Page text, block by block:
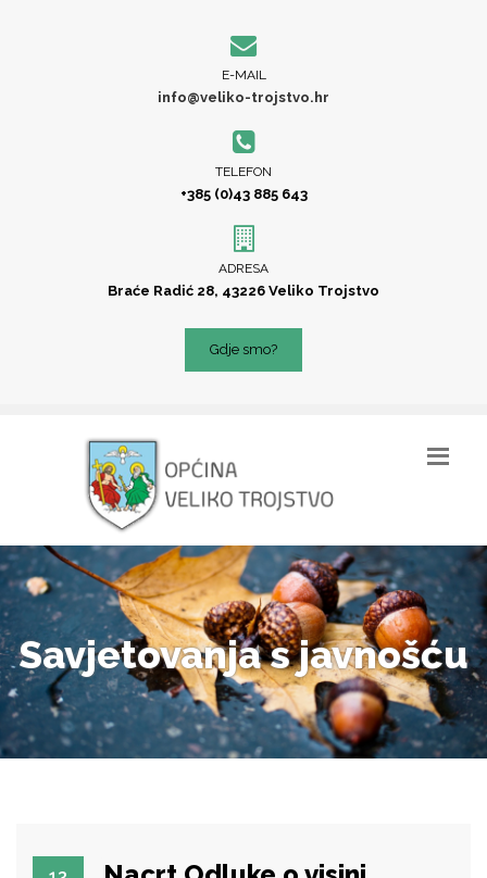
E-MAIL
info@veliko-trojstvo.hr
TELEFON
+385 (0)43 885 643
ADRESA
Braće Radić 28, 43226 Veliko Trojstvo
Gdje smo?
Savjetovanja s javnošću